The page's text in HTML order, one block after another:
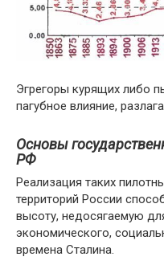
Эгрегоры курящих либо
пагубное влияние,
Основы
РФ
Реализация таких
территорий России
высоту, недосягаемую
экономического,
времена Сталина.